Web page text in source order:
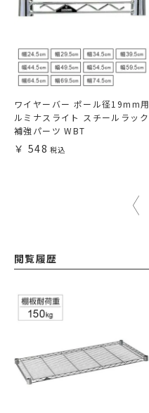
ワイヤーバー ポール径19mm用
ルミナスライト スチールラック
補強パーツ WBT
548
閲覧履歴